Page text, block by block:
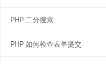
PHP 二分搜索
PHP 如何检查表单提交